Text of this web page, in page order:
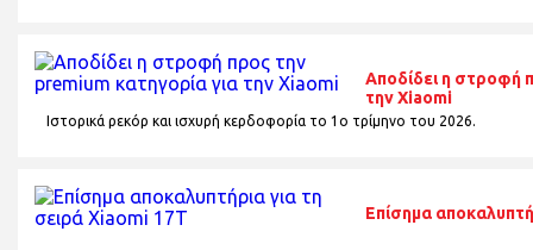
Αποδίδει η στροφή
την Xiaomi
Ιστορικά ρεκόρ και ισχυρή κερδοφορία το 1o τρίμηνο του 2026.
Επίσημα